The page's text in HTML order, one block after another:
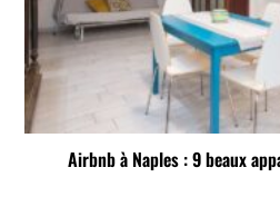
Airbnb à Naples : 9 beaux